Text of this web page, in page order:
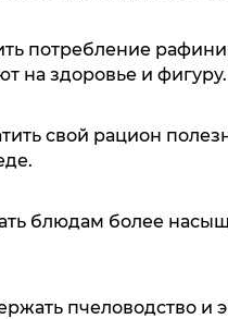
потребление
на здоровье и фигуру.
свой рацион
блюдам более
пчеловодство и